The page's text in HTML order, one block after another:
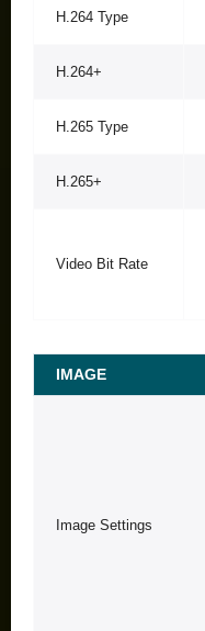
H.264 Type
H.264+
H.265 Type
H.265+
Video Bit Rate
IMAGE
Image Settings